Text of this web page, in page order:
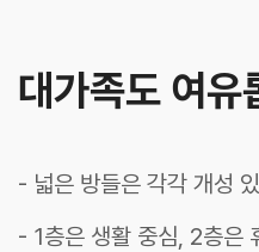
대가족도 여유
- 넓은 방들은 각각 개성
- 1층은 생활 중심, 2층은